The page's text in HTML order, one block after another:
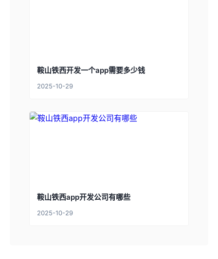
鞍山铁西开发一个app需要多少钱
2025-10-29
鞍山铁西app开发公司有哪些
2025-10-29